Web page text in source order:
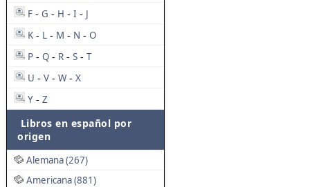
F - G - H - I - J
K - L - M - N - O
P - Q - R - S - T
U - V - W - X
Y - Z
Libros en español por
origen
Alemana (267)
Americana (881)